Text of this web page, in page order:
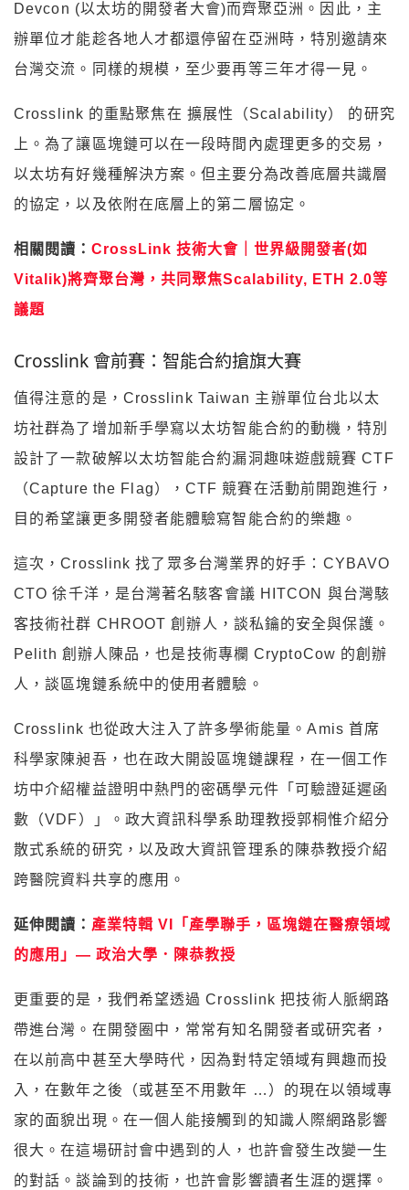
Devcon (以太坊的開發者大會)而齊聚亞洲。因此，主
辦單位才能趁各地人才都還停留在亞洲時，特別邀請來
台灣交流。同樣的規模，至少要再等三年才得一見。
Crosslink 的重點聚焦在 擴展性（Scalability） 的研究
上。為了讓區塊鏈可以在一段時間內處理更多的交易，
以太坊有好幾種解決方案。但主要分為改善底層共識層
的協定，以及依附在底層上的第二層協定。
相關閱讀： CrossLink 技術大會｜世界級開發者(如
Vitalik)將齊聚台灣，共同聚焦Scalability, ETH 2.0等
議題
Crosslink 會前賽：智能合約搶旗大賽
值得注意的是，Crosslink Taiwan 主辦單位台北以太
坊社群為了增加新手學寫以太坊智能合約的動機，特別
設計了一款破解以太坊智能合約漏洞趣味遊戲競賽 CTF
（Capture the Flag），CTF 競賽在活動前開跑進行，
目的希望讓更多開發者能體驗寫智能合約的樂趣。
這次，Crosslink 找了眾多台灣業界的好手：CYBAVO
CTO 徐千洋，是台灣著名駭客會議 HITCON 與台灣駭
客技術社群 CHROOT 創辦人，談私鑰的安全與保護。
Pelith 創辦人陳品，也是技術專欄 CryptoCow 的創辦
人，談區塊鏈系統中的使用者體驗。
Crosslink 也從政大注入了許多學術能量。Amis 首席
科學家陳昶吾，也在政大開設區塊鏈課程，在一個工作
坊中介紹權益證明中熱門的密碼學元件「可驗證延遲函
數（VDF）」。政大資訊科學系助理教授郭桐惟介紹分
散式系統的研究，以及政大資訊管理系的陳恭教授介紹
跨醫院資料共享的應用。
延伸閱讀： 產業特輯 VI「產學聯手，區塊鏈在醫療領域
的應用」— 政治大學．陳恭教授
更重要的是，我們希望透過 Crosslink 把技術人脈網路
帶進台灣。在開發圈中，常常有知名開發者或研究者，
在以前高中甚至大學時代，因為對特定領域有興趣而投
入，在數年之後（或甚至不用數年 …）的現在以領域專
家的面貌出現。在一個人能接觸到的知識人際網路影響
很大。在這場研討會中遇到的人，也許會發生改變一生
的對話。談論到的技術，也許會影響讀者生涯的選擇。